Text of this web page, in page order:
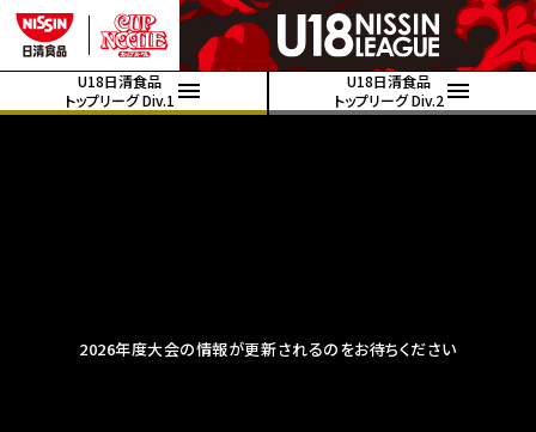
U18日清食品
トップリーグ Div.1
U18日清食品
トップリーグ Div.2
2026年度大会の情報が更新されるのをお待ちください